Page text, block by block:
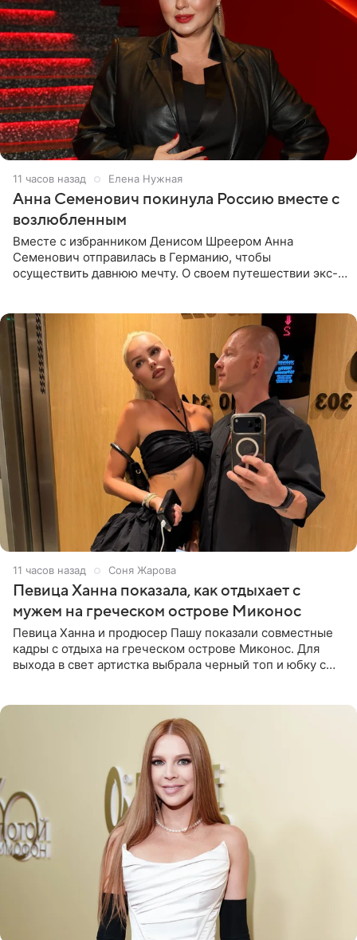
11 часов назад Елена Нужная
Анна Семенович покинула Россию вместе с
возлюбленным
Вместе с избранником Денисом Шреером Анна
Семенович отправилась в Германию, чтобы
осуществить давнюю мечту. О своем путешествии экс-
11 часов назад Соня Жарова
Певица Ханна показала, как отдыхает с
мужем на греческом острове Миконос
Певица Ханна и продюсер Пашу показали совместные
кадры с отдыха на греческом острове Миконос. Для
выхода в свет артистка выбрала черный топ и юбку с